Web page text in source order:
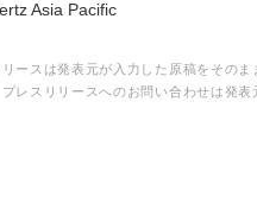
Asia Pacific
ースは発表元が入力した原稿をそのま
レスリリースへのお問い合わせは発表